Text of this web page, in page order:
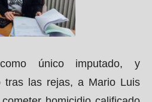
único imputado, y
tras las rejas, a Mario Luis